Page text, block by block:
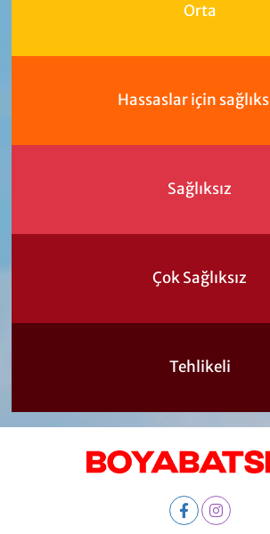
Orta
Hassaslar için
Sağlıksız
Çok Sağlıksız
Tehlikeli